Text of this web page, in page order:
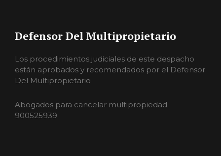
Defensor Del Multipropietario
Los procedimientos judiciales de este despacho
están aprobados y recomendados por el Defensor
Del Multipropietario
Abogados para cancelar multipropiedad
900525939